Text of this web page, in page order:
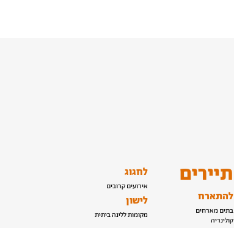
תיירים
להתארח
בתים מארחים
קולינריה
לחגוג
אירועים קרובים
לישון
מקומות ללינה ביתית